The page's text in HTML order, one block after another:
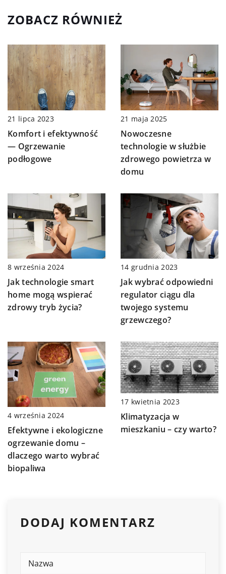
ZOBACZ RÓWNIEŻ
21 lipca 2023
Komfort i efektywność
— Ogrzewanie
podłogowe
21 maja 2025
Nowoczesne
technologie w służbie
zdrowego powietrza w
domu
8 września 2024
Jak technologie smart
home mogą wspierać
zdrowy tryb życia?
14 grudnia 2023
Jak wybrać odpowiedni
regulator ciągu dla
twojego systemu
grzewczego?
4 września 2024
Efektywne i ekologiczne
ogrzewanie domu –
dlaczego warto wybrać
biopaliwa
17 kwietnia 2023
Klimatyzacja w
mieszkaniu – czy warto?
DODAJ KOMENTARZ